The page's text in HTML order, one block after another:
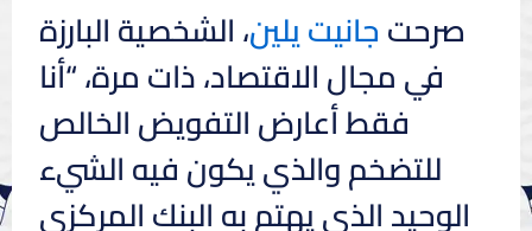
صرحتجانيت يلين، الشخصية البارزة
في مجال الاقتصاد، ذات مرة، “أنا
فقط أعارض التفويض الخالص
للتضخم والذي يكون فيه الشيء
الوحيد الذي يهتم به البنك المركزي